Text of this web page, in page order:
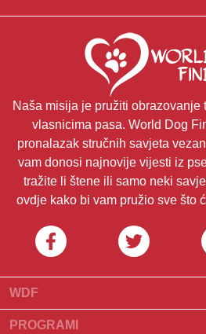
Naša misija je pružiti obrazovanje
vlasnicima pasa. World Dog
pronalazak stručnih savjeta
vam donosi najnovije vijesti iz
tražite li štene ili samo neki
ovdje kako bi vam pružio sve što
WDF
O nama
PROGRAMI